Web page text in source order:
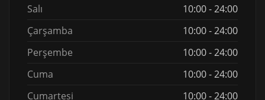
Salı
10:00 - 24:00
Çarşamba
10:00 - 24:00
Perşembe
10:00 - 24:00
Cuma
10:00 - 24:00
Cumartesi
10:00 - 24:00